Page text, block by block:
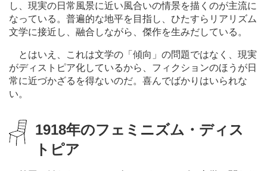
し、現実の日常風景に近い風合いの情景を描くのが主流に
なっている。普遍的な地平を目指し、ひたすらリアリズム
文学に接近し、融合しながら、傑作を生みだしている。
とはいえ、これは文学の「傾向」の問題ではなく、現実
がディストピア化しているから、フィクションのほうが日
常に近づかざるを得ないのだ。喜んでばかりはいられな
い。
1918年のフェミニズム・ディス
トピア